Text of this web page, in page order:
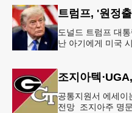
도널드 트럼프 대
난 아기에게 미국
공통지원서 에세이
전망 조지아주 명